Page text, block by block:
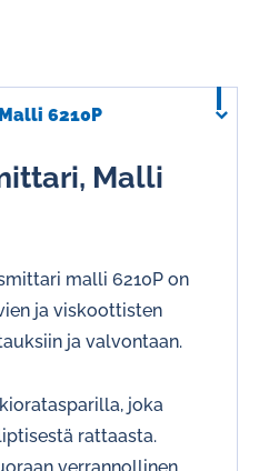
6210P
Malli
malli 6210P on
ja viskoottisten
ja valvontaan.
joka
rattaasta.